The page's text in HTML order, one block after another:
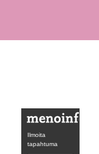
Ydinkeskusta
Ilmoita
tapahtuma